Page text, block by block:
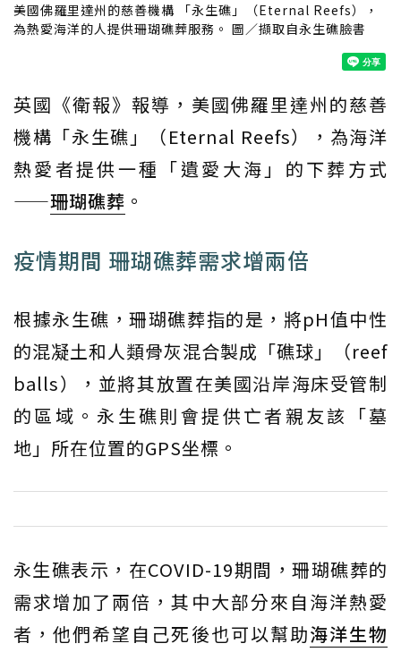
美國佛羅里達州的慈善機構 「永生礁」（Eternal Reefs），
為熱愛海洋的人提供珊瑚礁葬服務。 圖／擷取自永生礁臉書
英國《衛報》報導，美國佛羅里達州的慈善
機構「永生礁」（Eternal Reefs），為海洋
熱愛者提供一種「遺愛大海」的下葬方式
——珊瑚礁葬 。
疫情期間 珊瑚礁葬需求增兩倍
根據永生礁，珊瑚礁葬指的是，將pH值中性
的混凝土和人類骨灰混合製成「礁球」（reef
balls），並將其放置在美國沿岸海床受管制
的區域。永生礁則會提供亡者親友該「墓
地」所在位置的GPS坐標。
永生礁表示，在COVID-19期間，珊瑚礁葬的
需求增加了兩倍，其中大部分來自海洋熱愛
者，他們希望自己死後也可以幫助海洋生物